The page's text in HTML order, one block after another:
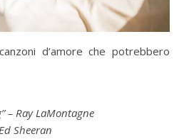
d’amore che potrebbero
– Ray LaMontagne
Sheeran